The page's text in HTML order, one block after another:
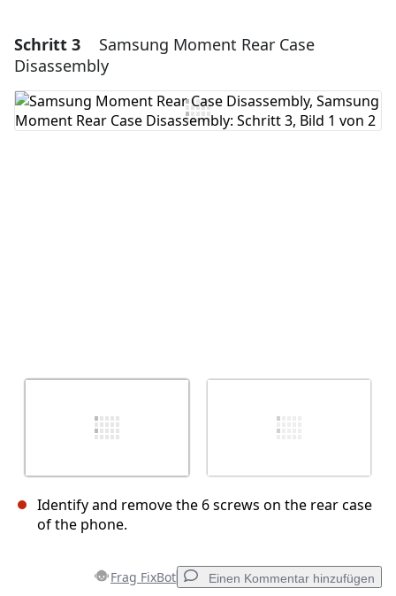
Schritt 3
Samsung Moment Rear Case
Disassembly
Identify and remove the 6 screws on the rear case
of the phone.
Frag FixBot Einen Kommentar hinzufügen